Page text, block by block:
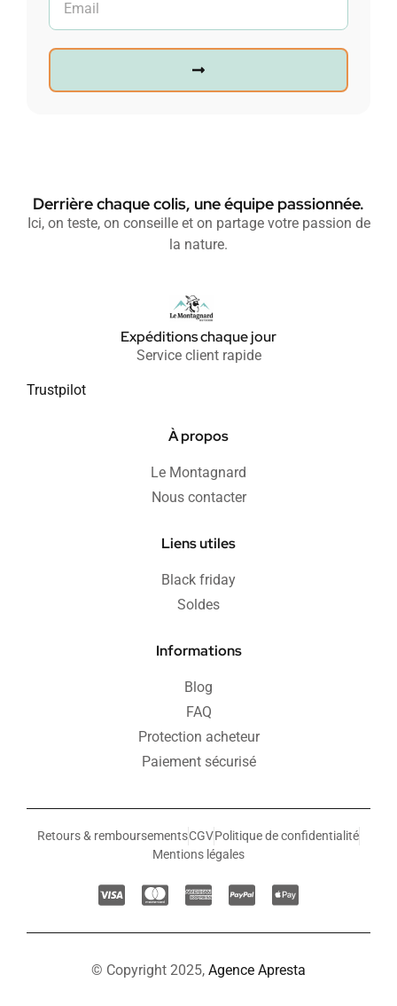
Derrière chaque colis, une équipe passionnée.
Ici, on teste, on conseille et on partage votre passion de
la nature.
Expéditions chaque jour
Service client rapide
Trustpilot
À propos
Le Montagnard
Nous contacter
Liens utiles
Black friday
Soldes
Informations
Blog
FAQ
Protection acheteur
Paiement sécurisé
Retours & remboursementsCGVPolitique de confidentialité
Mentions légales
© Copyright 2025, Agence Apresta